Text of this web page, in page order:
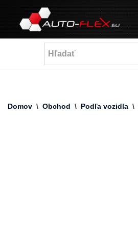
Prejsť
na
Domov \ Obchod \ Podľa vozidla \